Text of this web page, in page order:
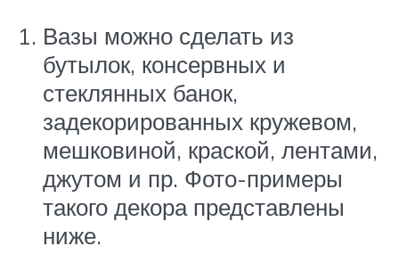
Вазы можно сделать из
бутылок, консервных и
стеклянных банок,
задекорированных кружевом,
мешковиной, краской, лентами,
джутом и пр. Фото-примеры
такого декора представлены
ниже.